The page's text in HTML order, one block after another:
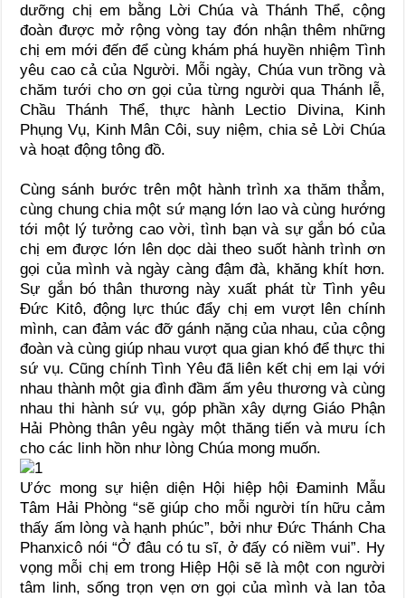
dưỡng chị em bằng Lời Chúa và Thánh Thể, cộng
đoàn được mở rộng vòng tay đón nhận thêm những
chị em mới đến để cùng khám phá huyền nhiệm Tình
yêu cao cả của Người. Mỗi ngày, Chúa vun trồng và
chăm tưới cho ơn gọi của từng người qua Thánh lễ,
Chầu Thánh Thể, thực hành Lectio Divina, Kinh
Phụng Vụ, Kinh Mân Côi, suy niệm, chia sẻ Lời Chúa
và hoạt động tông đồ.
Cùng sánh bước trên một hành trình xa thăm thẳm,
cùng chung chia một sứ mạng lớn lao và cùng hướng
tới một lý tưởng cao vời, tình bạn và sự gắn bó của
chị em được lớn lên dọc dài theo suốt hành trình ơn
gọi của mình và ngày càng đậm đà, khăng khít hơn.
Sự gắn bó thân thương này xuất phát từ Tình yêu
Đức Kitô, động lực thúc đẩy chị em vượt lên chính
mình, can đảm vác đỡ gánh nặng của nhau, của cộng
đoàn và cùng giúp nhau vượt qua gian khó để thực thi
sứ vụ. Cũng chính Tình Yêu đã liên kết chị em lại với
nhau thành một gia đình đầm ấm yêu thương và cùng
nhau thi hành sứ vụ, góp phần xây dựng Giáo Phận
Hải Phòng thân yêu ngày một thăng tiến và mưu ích
cho các linh hồn như lòng Chúa mong muốn.
Ước mong sự hiện diện Hội hiệp hội Đaminh Mẫu
Tâm Hải Phòng “sẽ giúp cho mỗi người tín hữu cảm
thấy ấm lòng và hạnh phúc”, bởi như Đức Thánh Cha
Phanxicô nói “Ở đâu có tu sĩ, ở đấy có niềm vui”. Hy
vọng mỗi chị em trong Hiệp Hội sẽ là một con người
tâm linh, sống trọn vẹn ơn gọi của mình và lan tỏa